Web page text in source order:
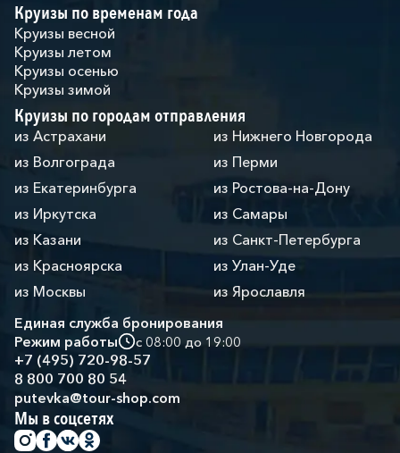
Круизы по временам года
Круизы весной
Круизы летом
Круизы осенью
Круизы зимой
Круизы по городам отправления
из Астрахани
из Волгограда
из Екатеринбурга
из Иркутска
из Казани
из Красноярска
из Москвы
из Нижнего Новгорода
из Перми
из Ростова-на-Дону
из Самары
из Санкт-Петербурга
из Улан-Уде
из Ярославля
Единая служба бронирования
Режим работы
с 08:00 до 19:00
+7 (495) 720-98-57
8 800 700 80 54
putevka@tour-shop.com
Мы в соцсетях